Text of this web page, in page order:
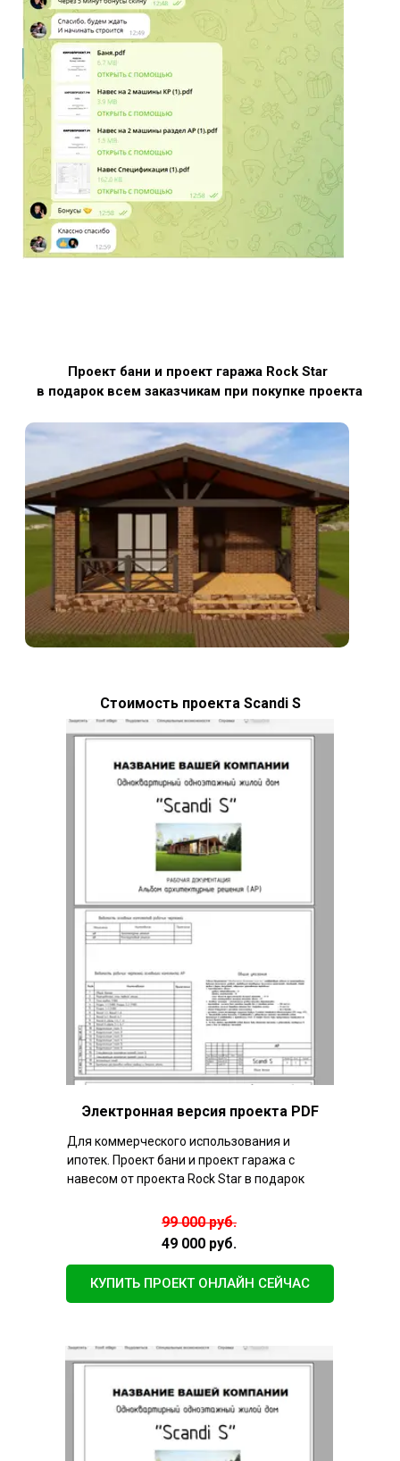
Проект бани и проект гаража Rock Star
в подарок всем заказчикам при покупке проекта
КУПИТЬ ПРОЕКТ ОНЛАЙН СЕЙЧАС
99 000 руб.
49 000 руб.
Для коммерческого использования и
ипотек. Проект бани и проект гаража с
навесом от проекта Rock Star в подарок
Электронная версия проекта PDF
Стоимость проекта Scandi S